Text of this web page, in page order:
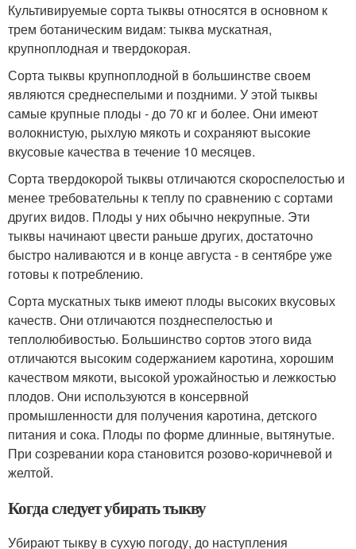
Культивируемые сорта тыквы относятся в основном к
трем ботаническим видам: тыква мускатная,
крупноплодная и твердокорая.
Сорта тыквы крупноплодной в большинстве своем
являются среднеспелыми и поздними. У этой тыквы
самые крупные плоды - до 70 кг и более. Они имеют
волокнистую, рыхлую мякоть и сохраняют высокие
вкусовые качества в течение 10 месяцев.
Сорта твердокорой тыквы отличаются скороспелостью и
менее требовательны к теплу по сравнению с сортами
других видов. Плоды у них обычно некрупные. Эти
тыквы начинают цвести раньше других, достаточно
быстро наливаются и в конце августа - в сентябре уже
готовы к потреблению.
Сорта мускатных тыкв имеют плоды высоких вкусовых
качеств. Они отличаются позднеспелостью и
теплолюбивостью. Большинство сортов этого вида
отличаются высоким содержанием каротина, хорошим
качеством мякоти, высокой урожайностью и лежкостью
плодов. Они используются в консервной
промышленности для получения каротина, детского
питания и сока. Плоды по форме длинные, вытянутые.
При созревании кора становится розово-коричневой и
желтой.
Когда следует убирать тыкву
Убирают тыкву в сухую погоду, до наступления